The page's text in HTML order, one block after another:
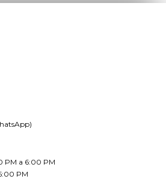
PM a 6:00 PM
PM